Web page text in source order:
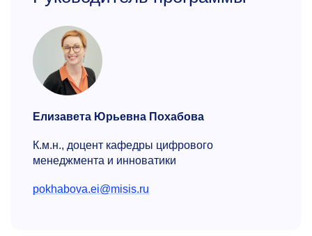
Елизавета Юрьевна Похабова
К.м.н., доцент кафедры цифрового
менеджмента и инноватики
pokhabova.ei@misis.ru